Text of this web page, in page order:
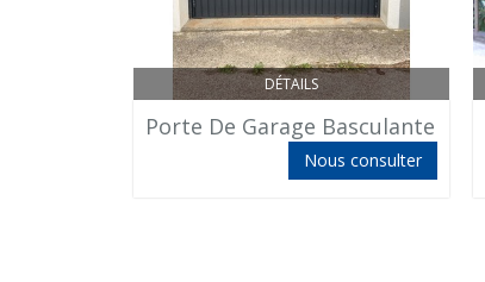
DÉTAILS
Porte De Garage Basculante
Nous consulter